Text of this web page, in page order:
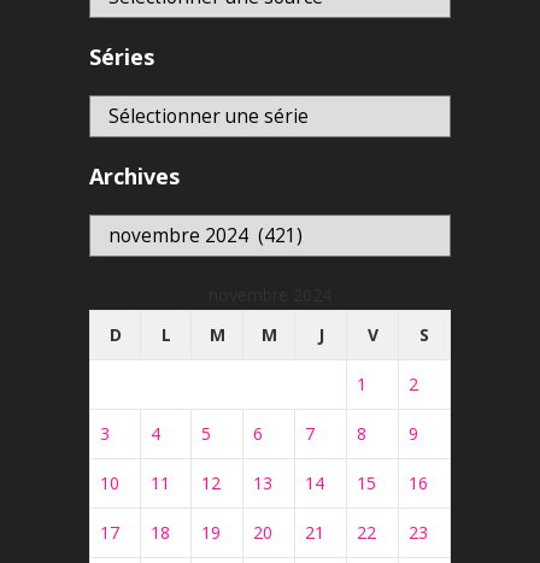
Séries
Archives
Archives
D
L M M J V S
1 2
3 4 5 6 7 8 9
10 11 12 13 14 15 16
17 18 19 20 21 22 23